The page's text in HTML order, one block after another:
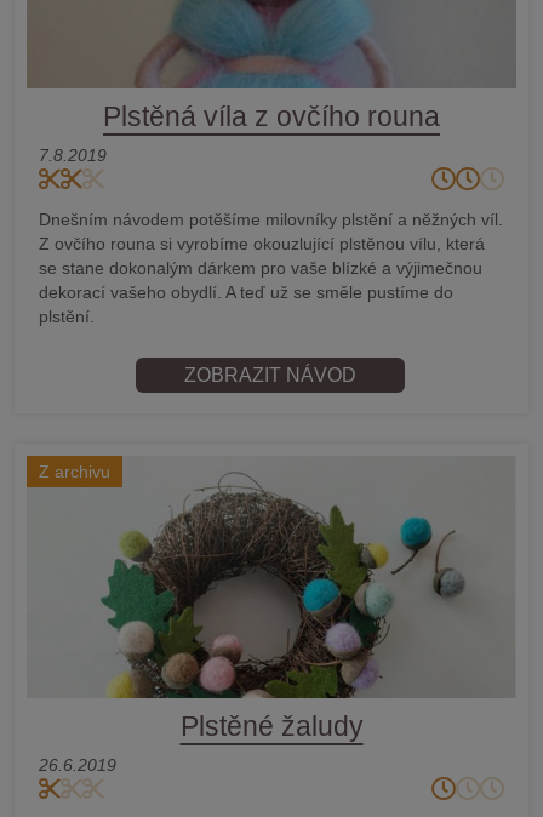
Plstěná víla z ovčího rouna
7.8.2019
Dnešním návodem potěšíme milovníky plstění a něžných víl.
Z ovčího rouna si vyrobíme okouzlující plstěnou vílu, která
se stane dokonalým dárkem pro vaše blízké a výjimečnou
dekorací vašeho obydlí. A teď už se směle pustíme do
plstění.
ZOBRAZIT NÁVOD
Z archivu
Plstěné žaludy
26.6.2019